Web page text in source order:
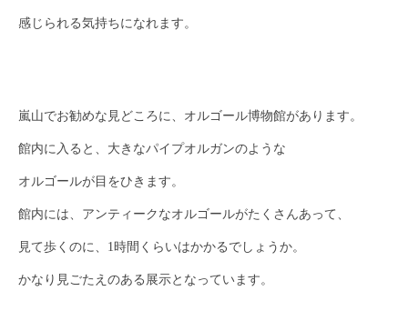
感じられる気持ちになれます。
嵐山でお勧めな見どころに、オルゴール博物館があります。
館内に入ると、大きなパイプオルガンのような
オルゴールが目をひきます。
館内には、アンティークなオルゴールがたくさんあって、
見て歩くのに、1時間くらいはかかるでしょうか。
かなり見ごたえのある展示となっています。